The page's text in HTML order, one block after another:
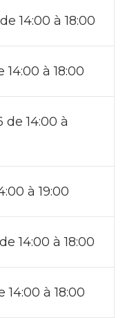
14:00 à 18:00
à 18:00
14:00 à
à 19:00
14:00 à 18:00
à 18:00